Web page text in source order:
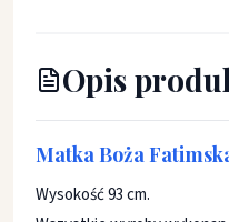
Opis
Matka Boża
Wysokość 93 cm.